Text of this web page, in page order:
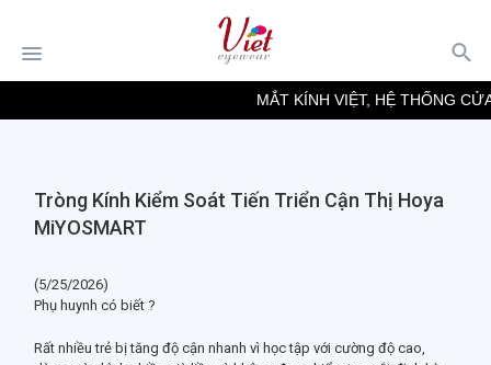
MẮT KÍNH VIỆT, HỆ THỐNG
Tròng Kính Kiểm Soát Tiến Triển Cận Thị Hoya
MiYOSMART
(5/25/2026)
Phụ huynh có biết ?
Rất nhiều trẻ bị tăng độ cận nhanh vì học tập với cường độ cao,